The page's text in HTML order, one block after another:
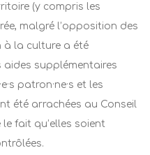
(y compris les
malgré l’opposition des
à la culture a été
aides supplémentaires
patron·ne·s et les
été arrachées au Conseil
fait qu’elles soient